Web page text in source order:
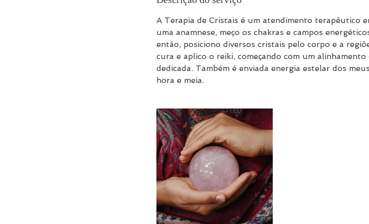
A Terapia de Cristais é um atendimento terapêutico
uma anamnese, meço os chakras e campos
então, posiciono diversos cristais pelo corpo e a
cura e aplico o reiki, começando com um
dedicada. Também é enviada energia estelar dos